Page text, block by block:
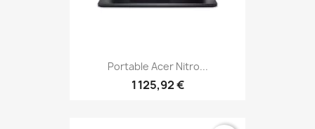
Portable Acer Nitro...
1 125,92 €